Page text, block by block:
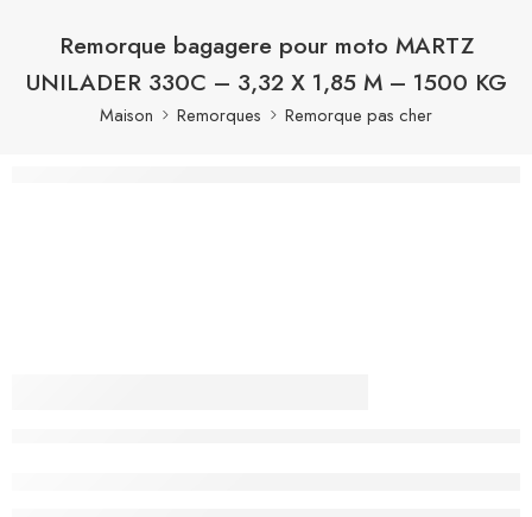
Remorque bagagere pour moto​ MARTZ
UNILADER 330C – 3,32 X 1,85 M – 1500 KG
Maison Remorques Remorque pas cher